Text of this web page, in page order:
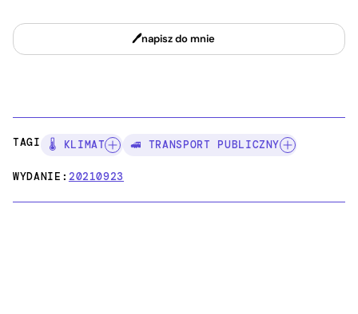
napisz do mnie
TAGI: 🌡️ KLIMAT 🚅 TRANSPORT PUBLICZNY
WYDANIE:20210923